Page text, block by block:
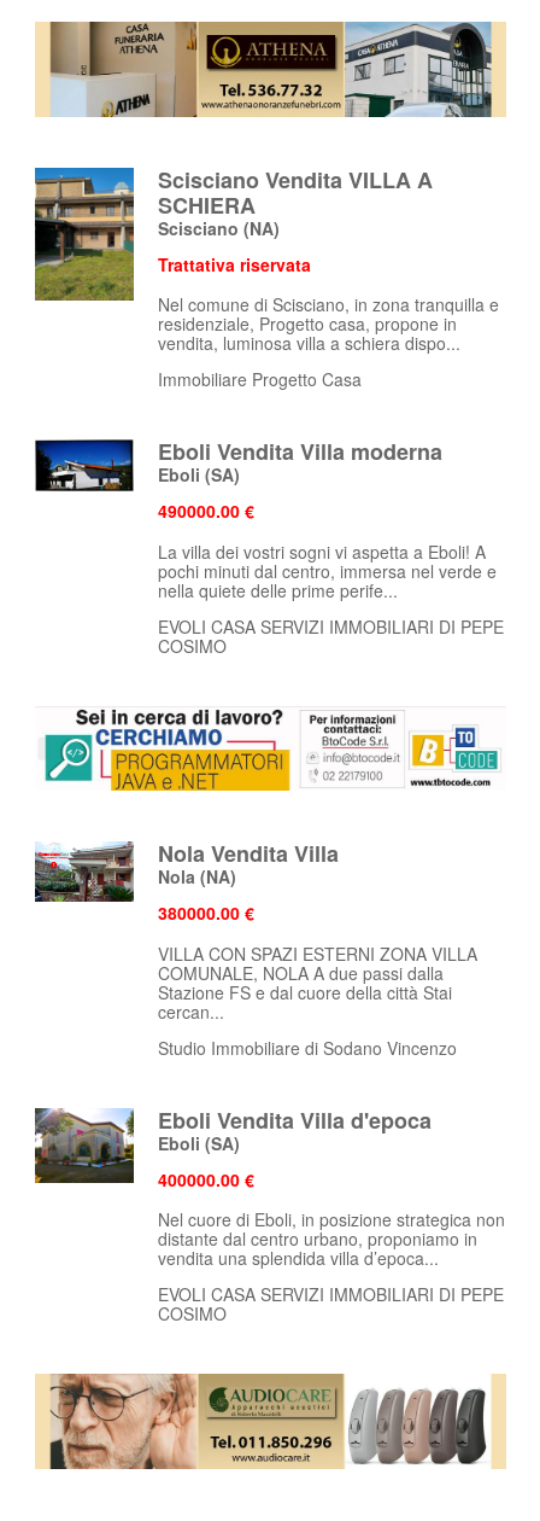
Scisciano Vendita VILLA A
SCHIERA
Scisciano (NA)
Trattativa riservata
Nel comune di Scisciano, in zona tranquilla e
residenziale, Progetto casa, propone in
vendita, luminosa villa a schiera dispo...
Immobiliare Progetto Casa
Eboli Vendita Villa moderna
Eboli (SA)
490000.00 €
La villa dei vostri sogni vi aspetta a Eboli! A
pochi minuti dal centro, immersa nel verde e
nella quiete delle prime perife...
EVOLI CASA SERVIZI IMMOBILIARI DI PEPE
COSIMO
Nola Vendita Villa
Nola (NA)
380000.00 €
VILLA CON SPAZI ESTERNI ZONA VILLA
COMUNALE, NOLA A due passi dalla
Stazione FS e dal cuore della città Stai
cercan...
Studio Immobiliare di Sodano Vincenzo
Eboli Vendita Villa d'epoca
Eboli (SA)
400000.00 €
Nel cuore di Eboli, in posizione strategica non
distante dal centro urbano, proponiamo in
vendita una splendida villa d’epoca...
EVOLI CASA SERVIZI IMMOBILIARI DI PEPE
COSIMO